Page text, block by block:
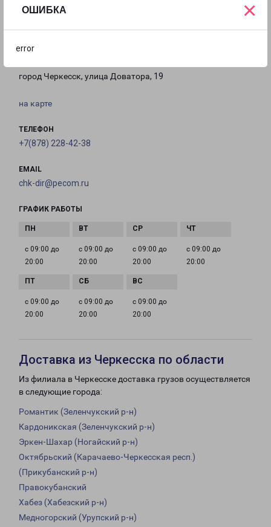
ОШИБКА
error
×
город Черкесск, улица Доватора, 19
на карте
ТЕЛЕФОН
+7(878) 228-42-38
EMAIL
chk-dir@pecom.ru
ГРАФИК РАБОТЫ
с 09:00 до
20:00
с 09:00 до
20:00
с 09:00 до
20:00
с 09:00 до
20:00
с 09:00 до
20:00
с 09:00 до
20:00
с 09:00 до
20:00
Доставка из Черкесска по области
Из филиала в Черкесске доставка грузов осуществляется
в следующие города:
Романтик (Зеленчукский р-н)
Кардоникская (Зеленчукский р-н)
Эркен-Шахар (Ногайский р-н)
Октябрьский (Карачаево-Черкесская респ.)
(Прикубанский р-н)
Правокубанский
Хабез (Хабезский р-н)
Медногорский (Урупский р-н)